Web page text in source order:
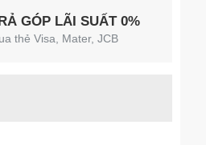
GÓP LÃI SUẤT 0%
thẻ Visa, Mater, JCB